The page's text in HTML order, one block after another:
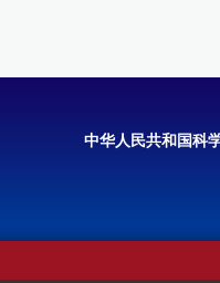
中华人民共和国科